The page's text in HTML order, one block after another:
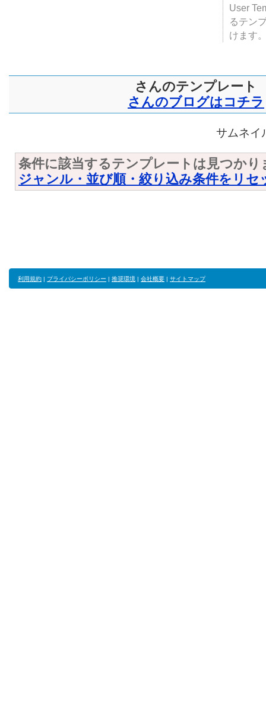
User
るテン
けます
さんのテンプレート
さんのブログはコチラ
サムネイ
条件に該当するテンプレートは見つかり
ジャンル・並び順・絞り込み条件をリセ
利用規約 | プライバシーポリシー | 推奨環境 | 会社概要 | サイトマップ